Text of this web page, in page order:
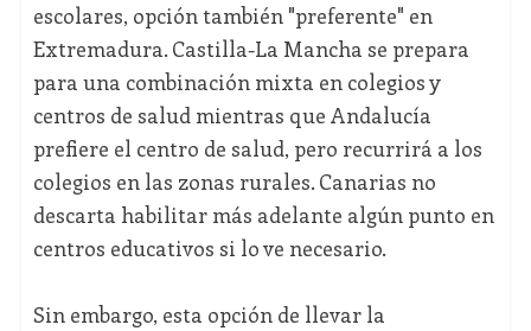
escolares, opción también "preferente" en
Extremadura. Castilla-La Mancha se prepara
para una combinación mixta en colegios y
centros de salud mientras que Andalucía
prefiere el centro de salud, pero recurrirá a los
colegios en las zonas rurales. Canarias no
descarta habilitar más adelante algún punto en
centros educativos si lo ve necesario.
Sin embargo, esta opción de llevar la